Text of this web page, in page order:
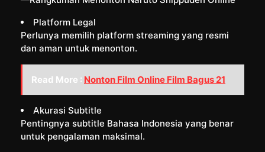
Platform Legal
Perlunya memilih platform streaming yang resmi
dan aman untuk menonton.
Read More : Nonton Film Online Film Bagus 21
Akurasi Subtitle
Pentingnya subtitle Bahasa Indonesia yang benar
untuk pengalaman maksimal.